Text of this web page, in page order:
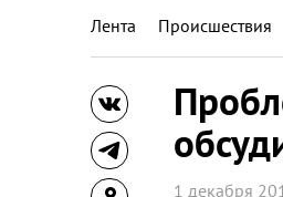
Лента Происшествия
1 декабря